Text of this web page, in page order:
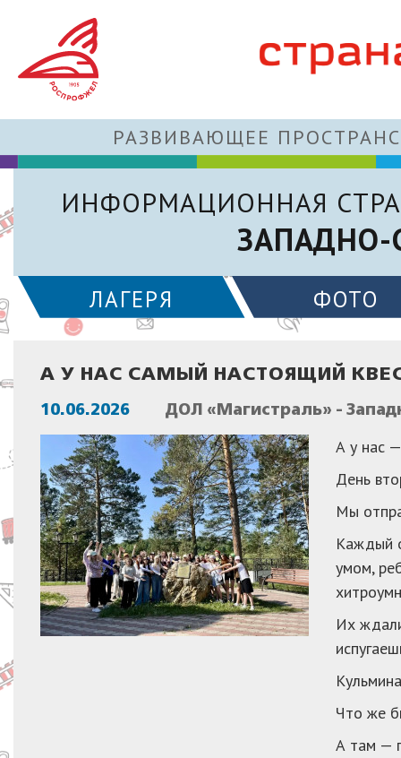
РАЗВИВАЮЩЕЕ
ИНФОРМАЦИОННАЯ
ЛАГЕРЯ ФОТО
А У НАС САМЫЙ НАСТОЯЩИЙ
10.06.2026 ДОЛ «Магистраль» -
А у нас
День
Мы
Каждый
умом,
Их
Что же
А там —